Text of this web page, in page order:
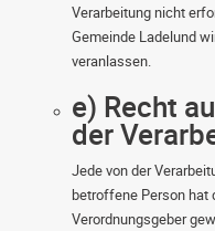
Verarbeitung nicht
Gemeinde Ladelund
veranlassen.
e) Recht
der
Jede von der
betroffene Person hat
Verordnungsgeber